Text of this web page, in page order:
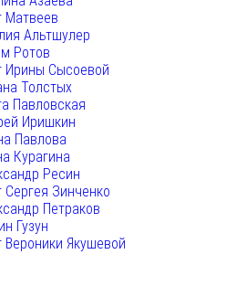
Матвеев
Альтшулер
Ротов
Ирины Сысоевой
Толстых
Павловская
Иришкин
Павлова
Курагина
Ресин
Сергея Зинченко
Петраков
Гузун
Вероники Якушевой